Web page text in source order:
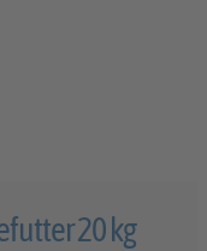
20 kg